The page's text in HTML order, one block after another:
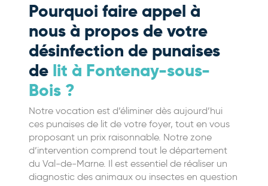
Pourquoi faire appel à
nous à propos de votre
désinfection de punaises
de lit à Fontenay-sous-
Bois ?
Notre vocation est d’éliminer dès aujourd’hui
ces punaises de lit de votre foyer, tout en vous
proposant un prix raisonnable. Notre zone
d’intervention comprend tout le département
du Val-de-Marne. Il est essentiel de réaliser un
diagnostic des animaux ou insectes en question